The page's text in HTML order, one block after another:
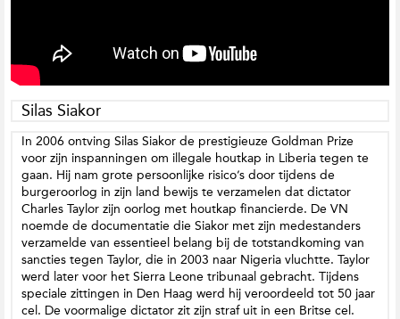
Silas Siakor
In 2006 ontving Silas Siakor de prestigieuze Goldman Prize
voor zijn inspanningen om illegale houtkap in Liberia tegen te
gaan. Hij nam grote persoonlijke risico’s door tijdens de
burgeroorlog in zijn land bewijs te verzamelen dat dictator
Charles Taylor zijn oorlog met houtkap financierde. De VN
noemde de documentatie die Siakor met zijn medestanders
verzamelde van essentieel belang bij de totstandkoming van
sancties tegen Taylor, die in 2003 naar Nigeria vluchtte. Taylor
werd later voor het Sierra Leone tribunaal gebracht. Tijdens
speciale zittingen in Den Haag werd hij veroordeeld tot 50 jaar
cel. De voormalige dictator zit zijn straf uit in een Britse cel .